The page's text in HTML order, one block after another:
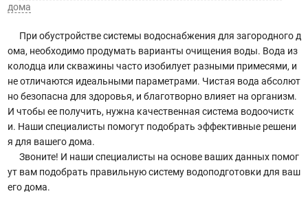
дома
При обустройстве системы водоснабжения для загородного д
ома, необходимо продумать варианты очищения воды. Вода из
колодца или скважины часто изобилует разными примесями, и
не отличаются идеальными параметрами. Чистая вода абсолют
но безопасна для здоровья, и благотворно влияет на организм.
И чтобы ее получить, нужна качественная система водоочистк
и. Наши специалисты помогут подобрать эффективные решени
я для вашего дома.
Звоните! И наши специалисты на основе ваших данных помог
ут вам подобрать правильную систему водоподготовки для ваш
его дома.